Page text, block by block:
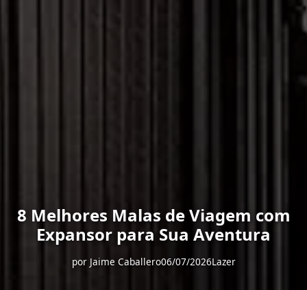
8 Melhores Malas de Viagem com
Expansor para Sua Aventura
por Jaime Caballero06/07/2026Lazer